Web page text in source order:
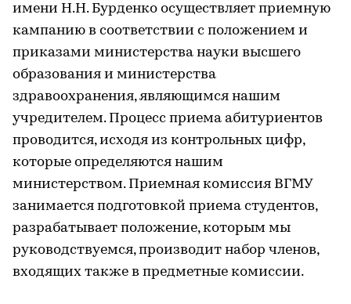
имени Н.Н. Бурденко осуществляет приемную
кампанию в соответствии с положением и
приказами министерства науки высшего
образования и министерства
здравоохранения, являющимся нашим
учредителем. Процесс приема абитуриентов
проводится, исходя из контрольных цифр,
которые определяются нашим
министерством. Приемная комиссия ВГМУ
занимается подготовкой приема студентов,
разрабатывает положение, которым мы
руководствуемся, производит набор членов,
входящих также в предметные комиссии.